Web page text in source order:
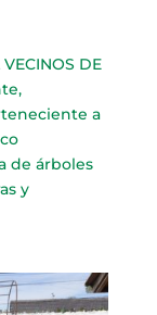
VECINOS DE
a
de árboles
y